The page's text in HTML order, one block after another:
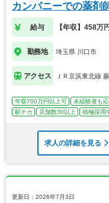
カンパニーでの薬剤
給与 【年収】458万
勤務地 埼玉県 川口市
アクセス ＪＲ京浜東北線
年収700万円以上可 未経験者も
駅チカ
店舗数30以上 積極採用
求人の詳細を見る
更新日：2026年7月3日